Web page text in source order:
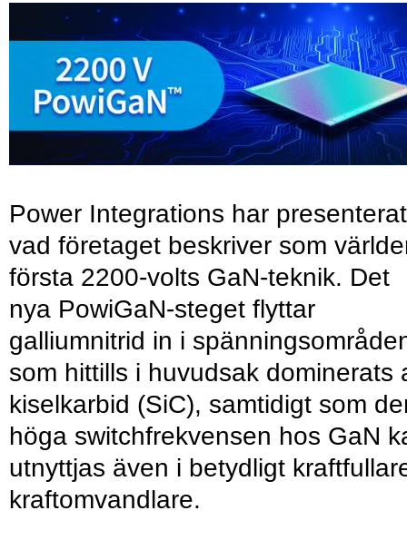
Power Integrations har presenterat
vad företaget beskriver som
första 2200-volts GaN-teknik. Det
nya PowiGaN-steget flyttar
galliumnitrid in i
som hittills i huvudsak dominerats
kiselkarbid (SiC), samtidigt som
höga switchfrekvensen hos GaN
utnyttjas även i betydligt
kraftomvandlare.